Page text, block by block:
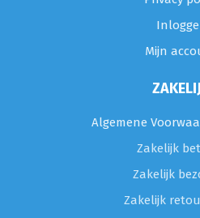
Mijn
Algemene
Zakelijk
Zakelijk
Zakelijk